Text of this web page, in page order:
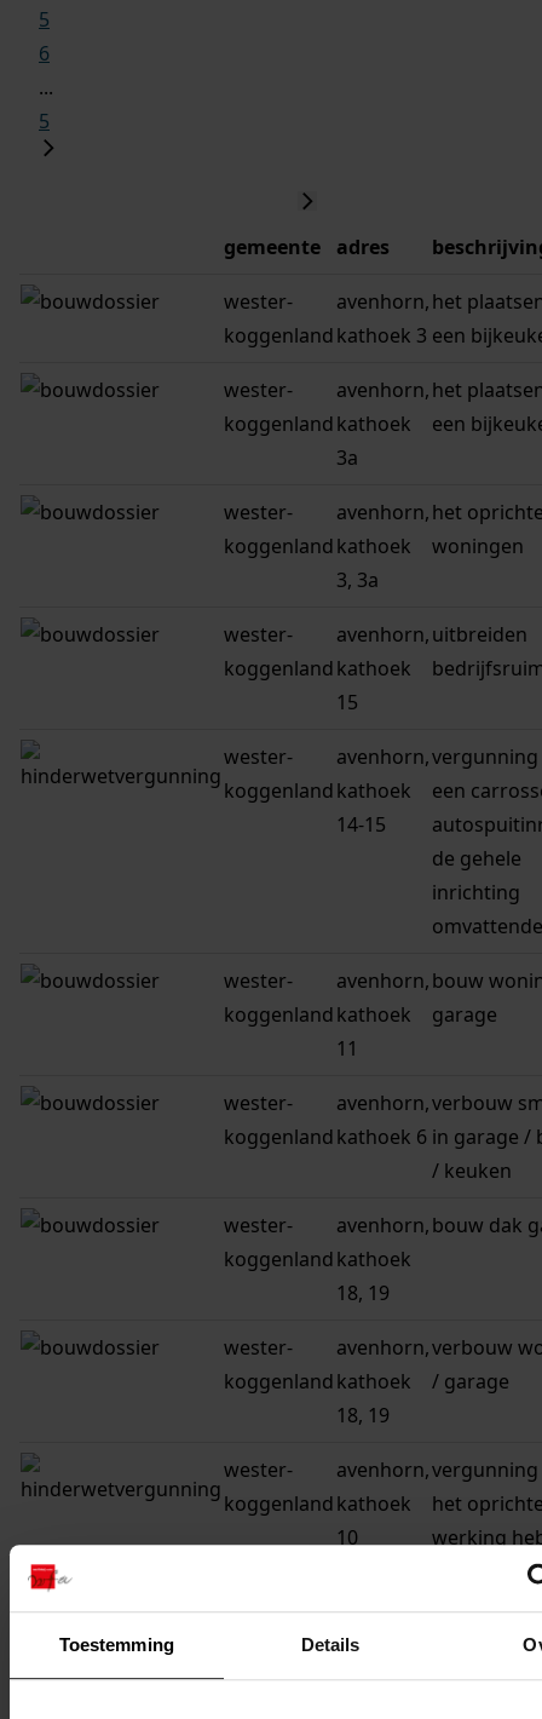
Toestemming Details
5
6
...
5
gemeente adres
wester-
koggenland
avenhorn,
kathoek 3
het
een
wester-
koggenland
avenhorn,
kathoek
3a
het
een
wester-
koggenland
avenhorn,
kathoek
3, 3a
het
woningen
wester-
koggenland
avenhorn,
kathoek
15
uitbreiden
wester-
koggenland
avenhorn,
kathoek
14-15
een
de gehele
inrichting
omvattende
wester-
koggenland
avenhorn,
kathoek
11
bouw
garage
wester-
koggenland
avenhorn,
kathoek 6
verbouw
in garage /
/ keuken
wester-
koggenland
avenhorn,
kathoek
18, 19
bouw dak
wester-
koggenland
avenhorn,
kathoek
18, 19
verbouw
/ garage
wester-
koggenland
avenhorn,
kathoek
10
het
werking
van een
voor
en een